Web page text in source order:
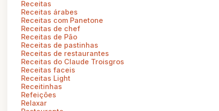
Receitas
Receitas árabes
Receitas com Panetone
Receitas de chef
Receitas de Pão
Receitas de pastinhas
Receitas de restaurantes
Receitas do Claude Troisgros
Receitas faceis
Receitas Light
Receitinhas
Refeições
Relaxar